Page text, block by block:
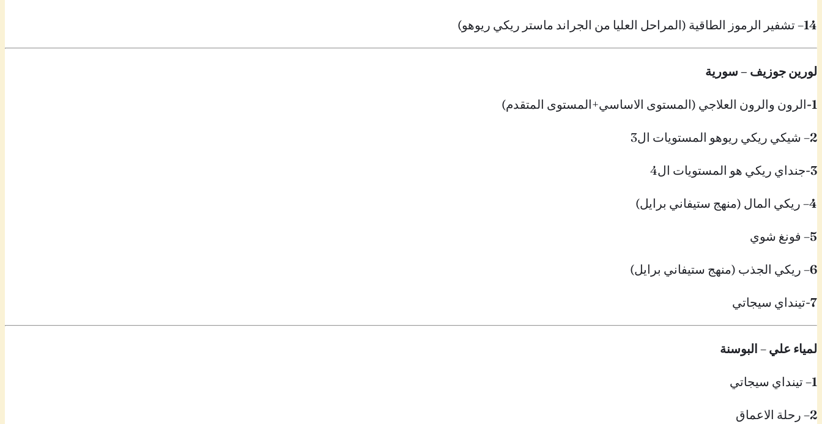
14– تشفير الرموز الطاقية (المراحل العليا من الجراند ماستر ريكي ريوهو)
لورين جوزيف – سورية
1- الرون والرون العلاجي (المستوى الاساسي+المستوى المتقدم)
2– شيكي ريكي ريوهو المستويات ال3
3-جنداي ريكي هو المستويات ال4
4– ريكي المال (منهج ستيفاني برايل)
5– فونغ شوي
6– ريكي الجذب (منهج ستيفاني برايل)
7-تينداي سيجاتي
لمياء علي – البوسنة
1– تينداي سيجاتي
2– رحلة الاعماق